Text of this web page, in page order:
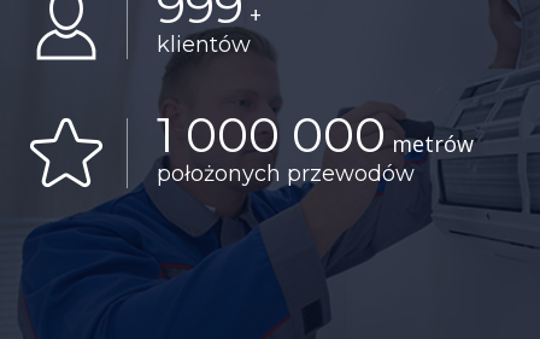
+
klientów
1 000 000 metrów
położonych przewodów